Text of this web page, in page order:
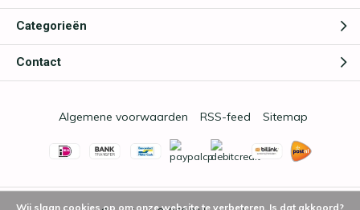
Categorieën
Contact
Algemene voorwaarden RSS-feed Sitemap
Wij slaan cookies op om onze website te verbeteren. Is dat akkoord?